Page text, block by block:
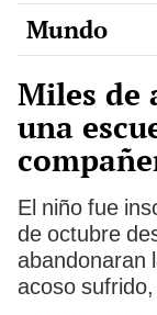
Mundo
Miles de
una
El niño fue
de octubre
abandonaran
acoso